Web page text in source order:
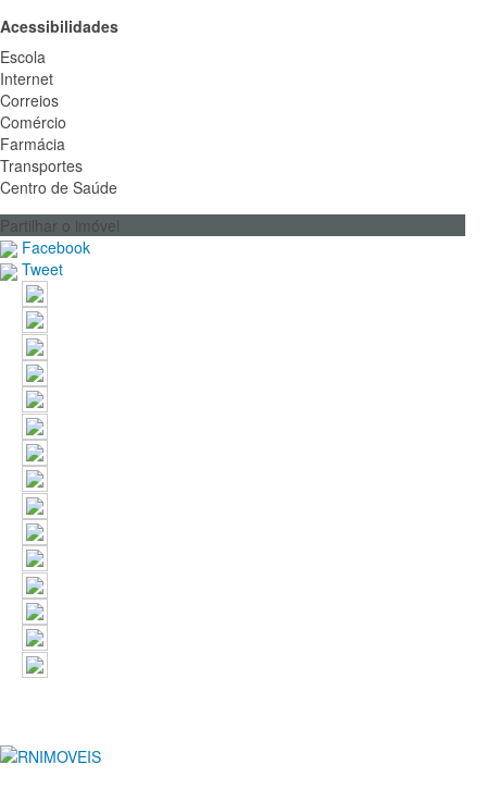
Acessibilidades
Escola
Internet
Correios
Comércio
Farmácia
Transportes
Centro de Saúde
Partilhar o imóvel
Facebook
Tweet